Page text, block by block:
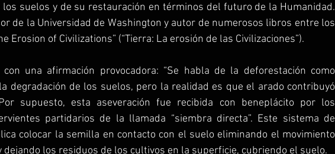
suelos y de su restauración en términos del futuro de la Humanidad.
de la Universidad de Washington y autor de numerosos libros entre los
Erosion of Civilizations” (“Tierra: La erosión de las Civilizaciones”).
con una afirmación provocadora: “Se habla de la deforestación como
degradación de los suelos, pero la realidad es que el arado contribuyó
supuesto, esta aseveración fue recibida con beneplácito por los
partidarios de la llamada “siembra directa”. Este sistema de
colocar la semilla en contacto con el suelo eliminando el movimiento
dejando los residuos de los cultivos en la superficie, cubriendo el suelo.